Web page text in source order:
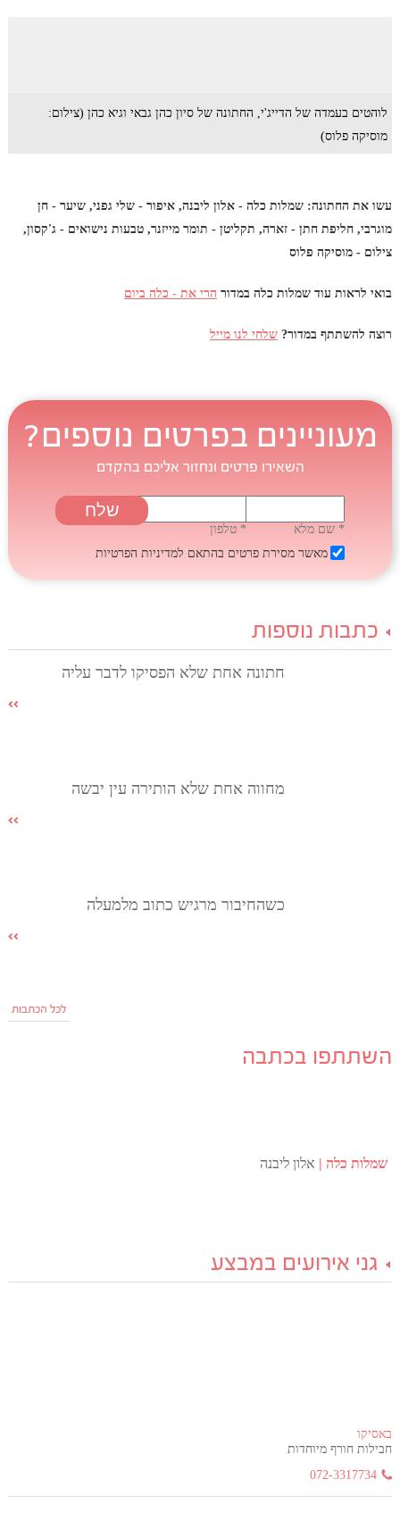
לוהטים בעמדה של הדייג'י, החתונה של סיון כהן גבאי וגיא כהן (צילום:
מוסיקה פלוס)
עשו את החתונה: שמלות כלה - אלון ליבנה, איפור - שלי גפני, שיער - חן
מוגרבי, חליפת חתן - זארה, תקליטן - תומר מייזנר, טבעות נישואים - ג'קסון,
צילום - מוסיקה פלוס
בואי לראות עוד שמלות כלה במדור הרי את - כלה ביום
רוצה להשתתף במדור? שלחי לנו מייל
מעוניינים בפרטים נוספים?
השאירו פרטים ונחזור אליכם בהקדם
* שם מלא
* טלפון
מאשר מסירת פרטים בהתאם למדיניות הפרטיות
כתבות נוספות
חתונה אחת שלא הפסיקו לדבר עליה
מחווה אחת שלא הותירה עין יבשה
כשהחיבור מרגיש כתוב מלמעלה
לכל הכתבות
השתתפו בכתבה
שמלות כלה אלון ליבנה
גני אירועים במבצע
באסיקו
חבילות חורף מיוחדות
072-3317734